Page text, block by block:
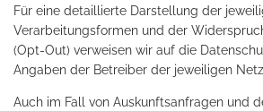
Für eine detaillierte Darstellung der
Verarbeitungsformen und der
(Opt-Out) verweisen wir auf die
Angaben der Betreiber der jeweiligen
Auch im Fall von Auskunftsanfragen und